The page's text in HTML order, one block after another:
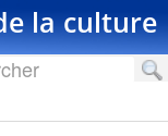
la culture